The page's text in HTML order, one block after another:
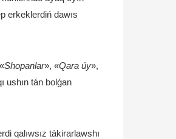
erkeklerdiń dawıs
Shopanlar», «Qara úy»,
ushın tán bolǵan
qalıwsız tákirarlawshı